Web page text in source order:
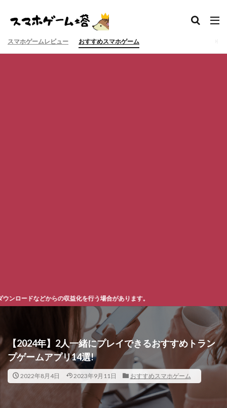
スマホゲームレビュー おすすめスマホゲーム
合があります。
【2024年】2人一緒にプレイできるおすすめトラン
プゲームアプリ14選!
2022年8月4日 2023年9月11日 おすすめスマホゲーム